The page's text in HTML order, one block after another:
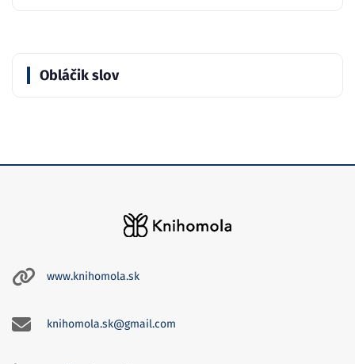
Obláčik slov
www.knihomola.sk
knihomola.sk@gmail.com